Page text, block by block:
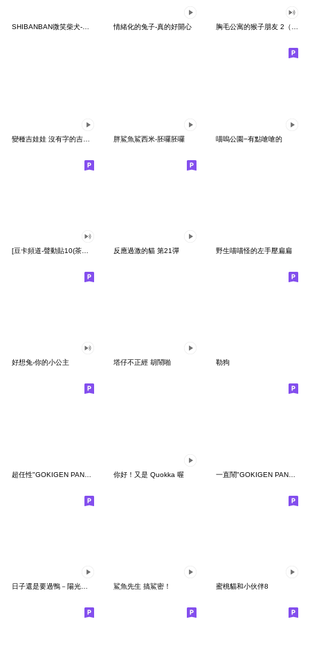
SHIBANBAN微笑柴犬-廢柴寶寶日常 情緒化的兔子-真的好開心 胸毛公寓的猴子朋友 2（有聲動態）
胖鯊魚鯊西米-胚囉胚囉 喵嗚公園−有點嗆嗆的
反應過激的貓 第21彈 野生喵喵怪的左手壓扁扁
好想兔-你的小公主 塔仔不正經 胡鬧啪 勒狗
你好！又是 Quokka 喔 一直鬧"GOKIGEN PANDA" 台灣版
鯊魚先生 搞鯊密！ 蜜桃貓和小伙伴8